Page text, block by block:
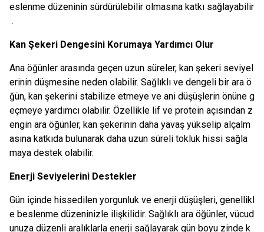
eslenme düzeninin sürdürülebilir olmasına katkı sağlayabilir
.
Kan Şekeri Dengesini Korumaya Yardımcı Olur
Ana öğünler arasında geçen uzun süreler, kan şekeri seviyel
erinin düşmesine neden olabilir. Sağlıklı ve dengeli bir ara ö
ğün, kan şekerini stabilize etmeye ve ani düşüşlerin önüne g
eçmeye yardımcı olabilir. Özellikle lif ve protein açısından z
engin ara öğünler, kan şekerinin daha yavaş yükselip alçalm
asına katkıda bulunarak daha uzun süreli tokluk hissi sağla
maya destek olabilir.
Enerji Seviyelerini Destekler
Gün içinde hissedilen yorgunluk ve enerji düşüşleri, genellikl
e beslenme düzeninizle ilişkilidir. Sağlıklı ara öğünler, vücud
unuza düzenli aralıklarla enerji sağlayarak gün boyu zinde k